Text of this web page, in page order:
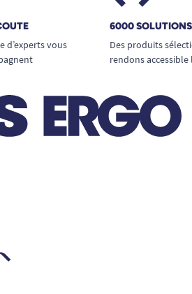
d’experts vous
6000
Des produits
rendons